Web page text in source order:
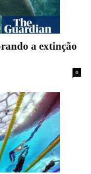
a extinção
0